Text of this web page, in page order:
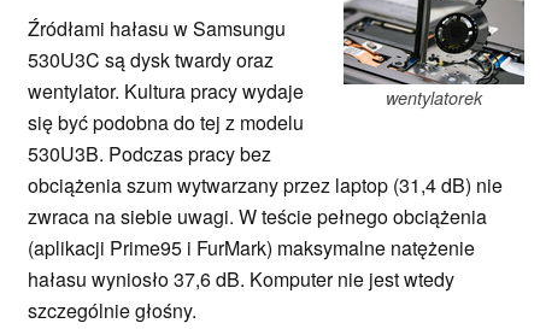
wentylatorek
Źródłami hałasu w Samsungu
530U3C są dysk twardy oraz
wentylator. Kultura pracy wydaje
się być podobna do tej z modelu
530U3B. Podczas pracy bez
obciążenia szum wytwarzany przez laptop (31,4 dB) nie
zwraca na siebie uwagi. W teście pełnego obciążenia
(aplikacji Prime95 i FurMark) maksymalne natężenie
hałasu wyniosło 37,6 dB. Komputer nie jest wtedy
szczególnie głośny.